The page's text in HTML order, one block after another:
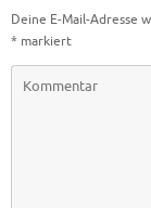
Deine E-Mail-Adresse
* markiert